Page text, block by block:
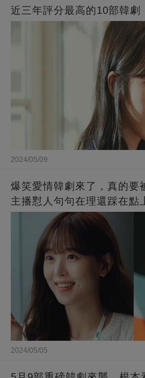
近三年評分最高的10部韓劇
2024/05/09
爆笑愛情韓劇來了，真的要
主播懟人句句在理還踩在點
界的嘴替！
2024/05/05